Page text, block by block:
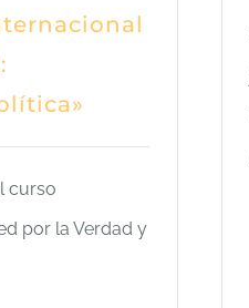
curso
por la Verdad y